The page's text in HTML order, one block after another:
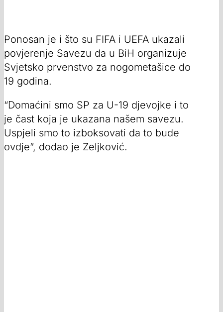
Ponosan je i što su FIFA i UEFA ukazali
povjerenje Savezu da u BiH organizuje
Svjetsko prvenstvo za nogometašice do
19 godina.
“Domaćini smo SP za U-19 djevojke i to
je čast koja je ukazana našem savezu.
Uspjeli smo to izboksovati da to bude
ovdje”, dodao je Zeljković.